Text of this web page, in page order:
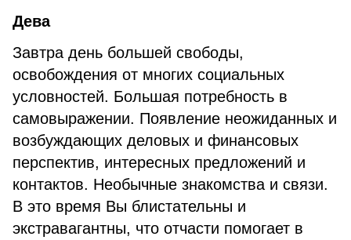
Дева
Завтра день большей свободы,
освобождения от многих социальных
условностей. Большая потребность в
самовыражении. Появление неожиданных и
возбуждающих деловых и финансовых
перспектив, интересных предложений и
контактов. Необычные знакомства и связи.
В это время Вы блистательны и
экстравагантны, что отчасти помогает в